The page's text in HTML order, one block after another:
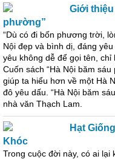
Giới
phường”
“Dù có đi bốn phương trời,
Nội đẹp và bình dị, đáng
yêu không dễ để gọi tên, chỉ
Cuốn sách “Hà Nội băm
giúp ta hiểu hơn về một Hà
đô yêu dấu. “Hà Nội băm
nhà văn Thạch Lam.
Hạt
Khóc
Trong cuộc đời này, có ai